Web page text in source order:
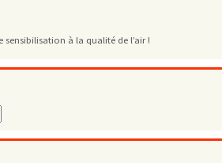
à la qualité de l’air !